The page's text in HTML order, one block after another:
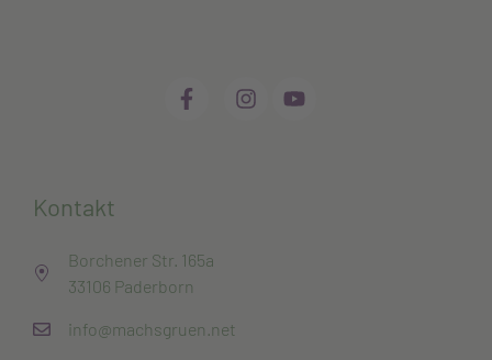
Kontakt
Borchener Str. 165a
33106 Paderborn
info@machsgruen.net